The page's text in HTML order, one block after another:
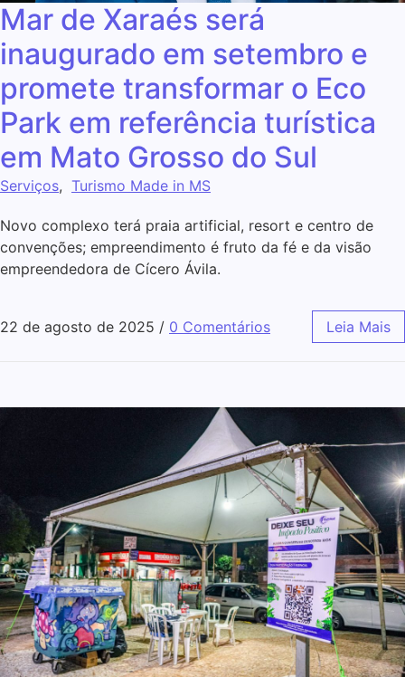
Mar de Xaraés será
inaugurado em setembro e
promete transformar o Eco
Park em referência turística
em Mato Grosso do Sul
Serviços, Turismo Made in MS
Novo complexo terá praia artificial, resort e centro de
convenções; empreendimento é fruto da fé e da visão
empreendedora de Cícero Ávila.
22 de agosto de 2025 / 0 Comentários Leia Mais